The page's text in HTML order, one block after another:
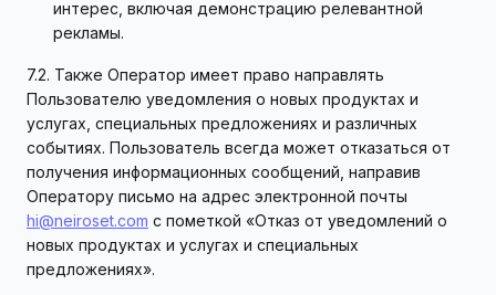
интерес, включая демонстрацию релевантной
рекламы.
7.2. Также Оператор имеет право направлять
Пользователю уведомления о новых продуктах и
услугах, специальных предложениях и различных
событиях. Пользователь всегда может отказаться от
получения информационных сообщений, направив
Оператору письмо на адрес электронной почты
hi@neiroset.com с пометкой «Отказ от уведомлений о
новых продуктах и услугах и специальных
предложениях».